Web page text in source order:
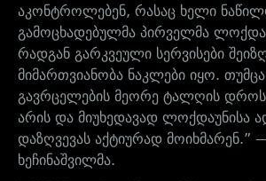
აკონტროლებენ, რასაც ხელი
გამოცხადებულმა პირველმა
რადგან გარკვეული სერვისები
მიმართვიანობა ნაკლები იყო.
გავრცელების მეორე ტალღის დროს
არის და მიუხედავად ლოქდაუნისა
დაზღვევას აქტიურად მოიხმარენ.”
ხეჩინაშვილმა.